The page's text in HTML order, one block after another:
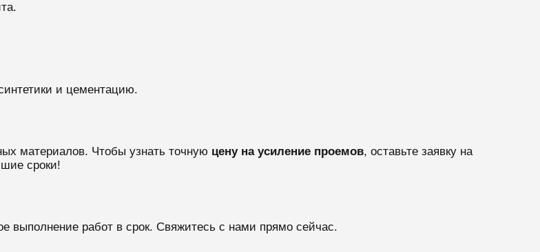
и цементацию.
материалов. Чтобы узнать точную цену на усиление проемов, оставьте заявку на
сроки!
выполнение работ в срок. Свяжитесь с нами прямо сейчас.